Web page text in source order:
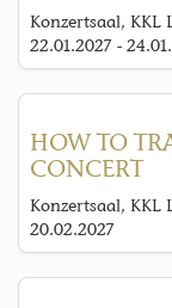
Konzertsaal, KKL
22.01.2027 -
HOW TO
CONCERT
Konzertsaal, KKL
20.02.2027